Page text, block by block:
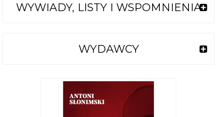
WYWIADY, LISTY I WSPOMNIENIA
WYDAWCY